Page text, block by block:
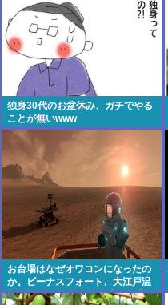
独身30代のお盆休み、ガチでやる
ことが無いwww
お台場はなぜオワコンになったの
か。ビーナスフォート、大江戸温
泉物語、Zepp Tokyo、大観覧車